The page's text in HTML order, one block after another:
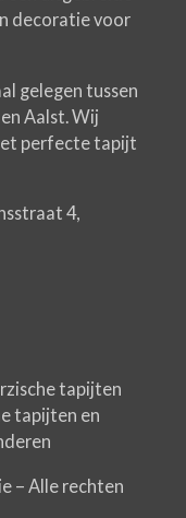
decoratie voor
gelegen tussen
Aalst. Wij
perfecte tapijt
4,
tapijten
tapijten en
– Alle rechten